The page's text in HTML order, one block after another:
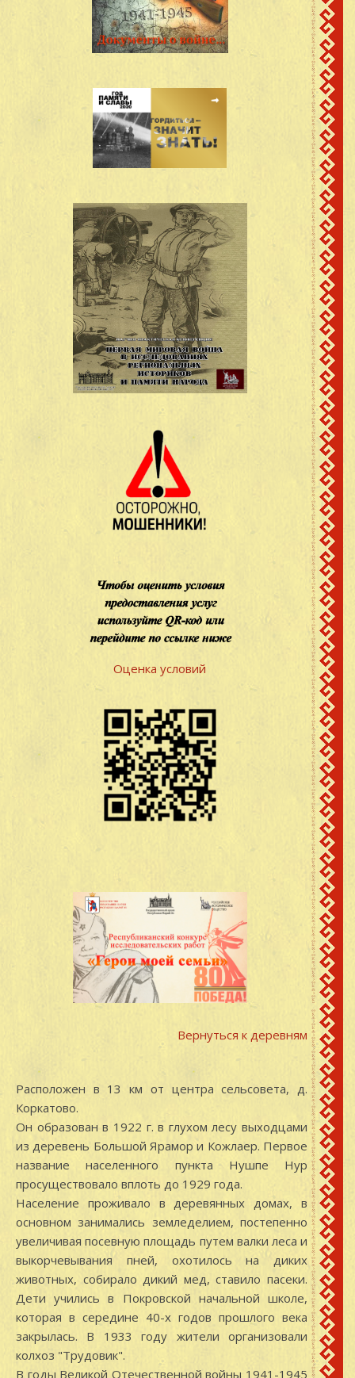
Оценка условий
Вернуться к деревням
Расположен в 13 км от центра сельсовета, д.
Коркатово.
Он образован в 1922 г. в глухом лесу выходцами
из деревень Большой Ярамор и Кожлаер. Первое
название населенного пункта Нушпе Hyp
просуществовало вплоть до 1929 года.
Население проживало в деревянных домах, в
основном занимались земледелием, постепенно
увеличивая посевную площадь путем валки леса и
выкорчевывания пней, охотилось на диких
животных, собирало дикий мед, ставило пасеки.
Дети учились в Покровской начальной школе,
которая в середине 40-х годов прошлого века
закрылась. В 1933 году жители организовали
колхоз "Трудовик".
В годы Великой Отечественной войны 1941-1945